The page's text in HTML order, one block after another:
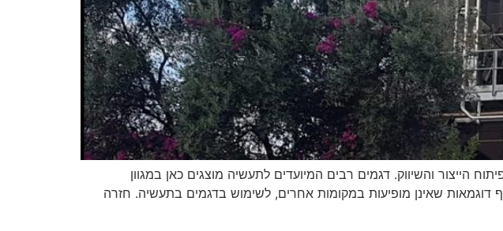
והשיווק. דגמים רבים המיועדים לתעשיה מוצגים כאן במגוון
דוגמאות שאינן מופיעות במקומות אחרים, לשימוש בדגמים בתעשיה. חזרה